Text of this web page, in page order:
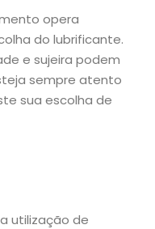
opera
do lubrificante.
e sujeira podem
sempre atento
sua escolha de
utilização de